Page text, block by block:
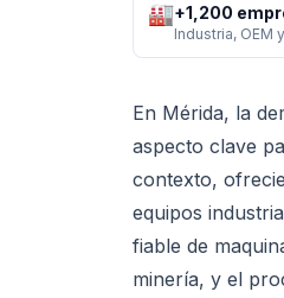
🏭+1,200
Industria, OEM
En Mérida, la
aspecto clave
contexto,
equipos
fiable de
minería, y el